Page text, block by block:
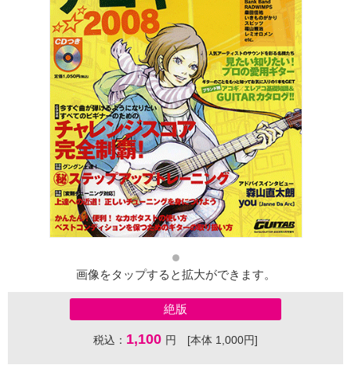
画像をタップすると拡大ができます。
絶版
税込： 1,100 円 [本体 1,000円]